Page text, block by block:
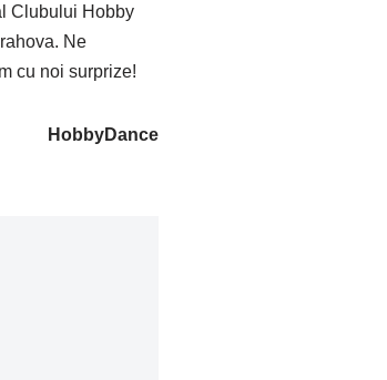
Clubului Hobby
Ne
cu noi surprize!
HobbyDance